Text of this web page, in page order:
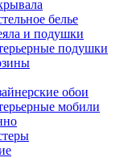
белье
и подушки
подушки
обои
мобили